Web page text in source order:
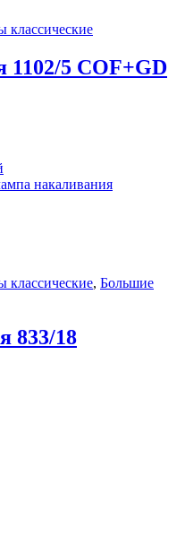
классические
1102/5 COF+GD
накаливания
классические, Большие
833/18